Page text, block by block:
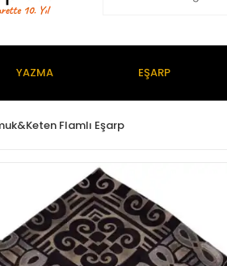
YAZMA EŞARP
Flamlı Eşarp